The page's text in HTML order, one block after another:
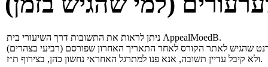
ניתן לראות את התשובות דרך השיעורי בית AppealMoedB.
ולא קיבל עדיין תשובה, אנא פנו למתרגל האחראי נחשון כהן, בצירוף ת״ז.